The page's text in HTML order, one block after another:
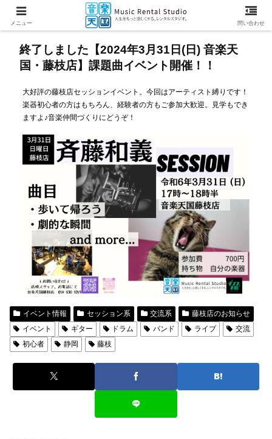
終了しました【2024年3月31日(日) 音楽天
国・藤枝店】課題曲イベント開催！！
大好評の藤枝店セッションイベント。今回はアーティスト縛りです！
楽器初心者の方はもちろん、経験者の方もご参加大歓迎。見学もでき
ますよ♪音楽仲間づくりにどうぞ！
イベント情報 セッション系 交流系
藤枝店のお知らせ
イベント
ギター ドラム バンド ライブ
交流
初心者
静岡 藤枝
メニュー 問い合わせ